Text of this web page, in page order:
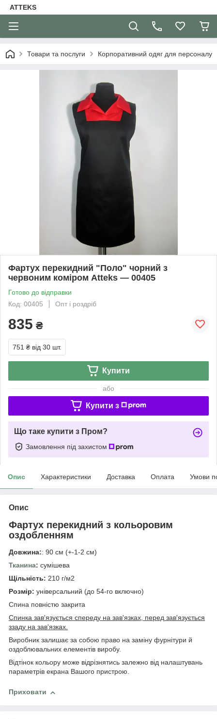
ATTEKS
Товари та послуги Корпоративний одяг для персоналу
Фартух перекидний "Поло" чорний з
червоним коміром Atteks — 00405
Готово до відправки
Код: 00405
Опт і роздріб
835 ₴
751 ₴ від 30 шт.
Купити
або
Купити з
Що таке купити з Пром?
Замовлення під захистом
Опис Характеристики Доставка Оплата Умови
Опис
Фартух перекидний з кольоровим
оздобленням
Довжина:: 90 см (+-1-2 см)
Тканина: сумішева
Щільність: 210 г/м2
Розмір: універсальний (до 54-го включно)
Спина повністю закрита
Спинка зав'язується спереду на зав'язках, перед зав'язується
ззаду на зав'язках.
Виробник залишає за собою право на заміну фурнітури й
оздоблювальних елементів виробу.
Відтінок кольору може відрізнятись залежно від налаштувань
параметрів екрана Вашого пристрою.
Приховати